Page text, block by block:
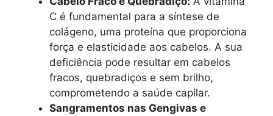
C é fundamental para a síntese de
colágeno, uma proteína que proporciona
força e elasticidade aos cabelos. A sua
deficiência pode resultar em cabelos
fracos, quebradiços e sem brilho,
comprometendo a saúde capilar.
Sangramentos nas Gengivas e